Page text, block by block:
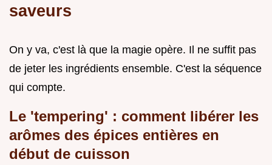
saveurs
On y va, c'est là que la magie opère. Il ne suffit pas
de jeter les ingrédients ensemble. C'est la séquence
qui compte.
Le 'tempering' : comment libérer les
arômes des épices entières en
début de cuisson